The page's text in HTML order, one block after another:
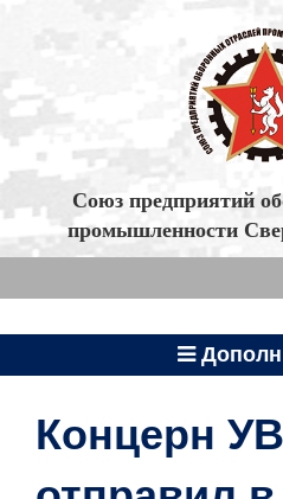
Союз предприятий
промышленности
Концерн